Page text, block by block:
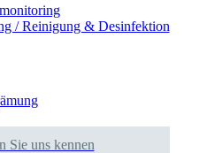
/ Rei­ni­gung & Des­in­fek­ti­on
Sie uns ken­nen